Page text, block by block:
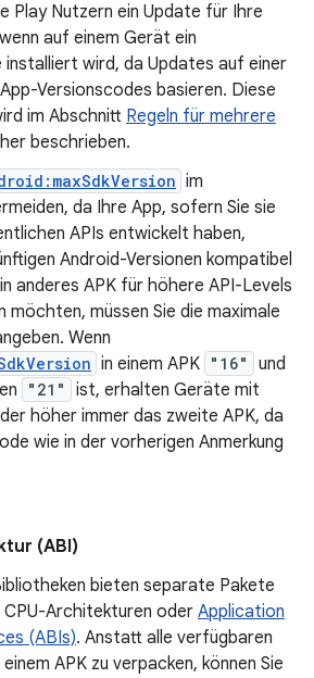
Play Nutzern ein Update für Ihre
auf einem Gerät ein
wird, da Updates auf einer
Versionscodes basieren. Diese
im Abschnitt Regeln für mehrere
beschrieben.
im
da Ihre App, sofern Sie sie
APIs entwickelt haben,
Android-Versionen kompatibel
anderes APK für höhere API-Levels
müssen Sie die maximale
Wenn
in einem APK "16"
und
"21"
ist, erhalten Geräte mit
höher immer das zweite APK, da
wie in der vorherigen Anmerkung
(ABI)
bieten separate Pakete
Architekturen oder Application
(ABIs). Anstatt alle verfügbaren
APK zu verpacken, können Sie